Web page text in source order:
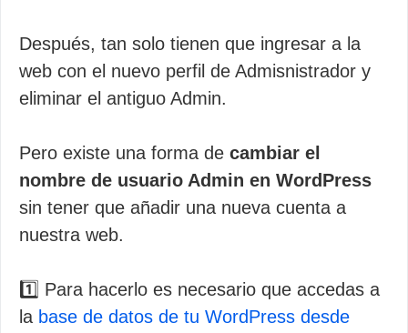
Después, tan solo tienen que ingresar a la
web con el nuevo perfil de Admisnistrador y
eliminar el antiguo Admin.
Pero existe una forma de cambiar el
nombre de usuario Admin en WordPress
sin tener que añadir una nueva cuenta a
nuestra web.
1️⃣ Para hacerlo es necesario que accedas a
la base de datos de tu WordPress desde